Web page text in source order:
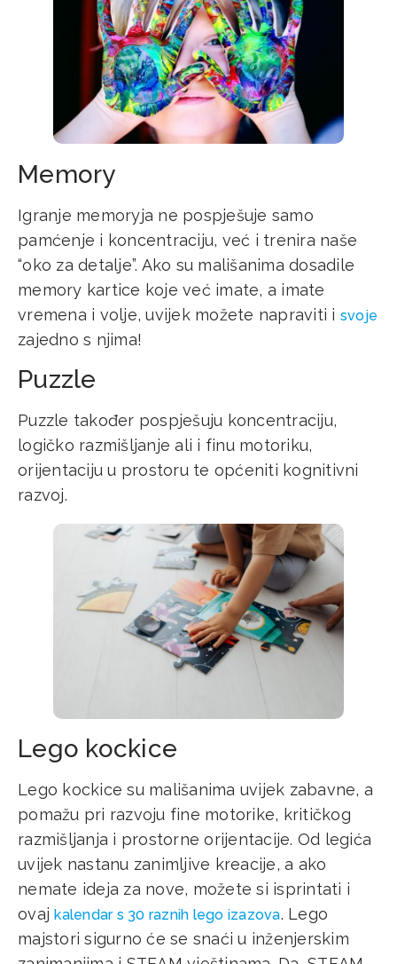
Memory
Igranje memoryja ne pospješuje samo
pamćenje i koncentraciju, već i trenira naše
“oko za detalje”. Ako su mališanima dosadile
memory kartice koje već imate, a imate
vremena i volje, uvijek možete napraviti i svoje
zajedno s njima!
Puzzle
Puzzle također pospješuju koncentraciju,
logičko razmišljanje ali i finu motoriku,
orijentaciju u prostoru te općeniti kognitivni
razvoj.
Lego kockice
Lego kockice su mališanima uvijek zabavne, a
pomažu pri razvoju fine motorike, kritičkog
razmišljanja i prostorne orijentacije. Od legića
uvijek nastanu zanimljive kreacije, a ako
nemate ideja za nove, možete si isprintati i
ovajkalendar s 30 raznih lego izazova. Lego
majstori sigurno će se snaći u inženjerskim